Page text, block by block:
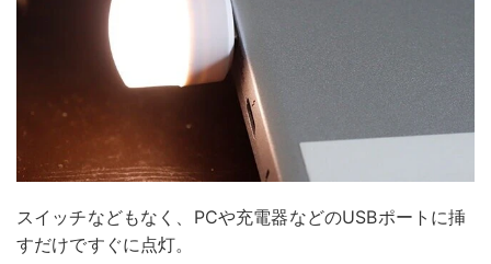
スイッチなどもなく、PCや充電器などのUSBポートに挿
すだけですぐに点灯。